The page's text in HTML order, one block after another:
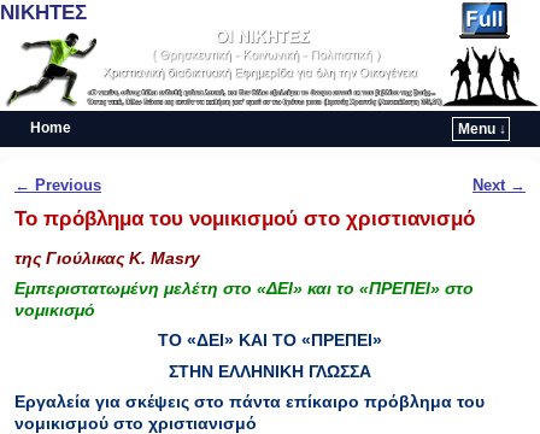
ΝΙΚΗΤΕΣ
Home
Menu ↓
Post navigation
← Previous Next →
Το πρόβλημα του νομικισμού στο χριστιανισμό
της Γιούλικας Κ. Masry
Εμπεριστατωμένη μελέτη στο «ΔΕΙ» και το «ΠΡΕΠΕΙ» στο
νομικισμό
ΤΟ «ΔΕΙ» ΚΑΙ ΤΟ «ΠΡΕΠΕΙ»
ΣΤΗΝ ΕΛΛΗΝΙΚΗ ΓΛΩΣΣΑ
Εργαλεία για σκέψεις στο πάντα επίκαιρο πρόβλημα του
νομικισμού στο χριστιανισμό